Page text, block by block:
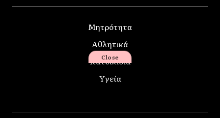
Μητρότητα
Αθλητικά
Κατοικίδια
Υγεία
Close